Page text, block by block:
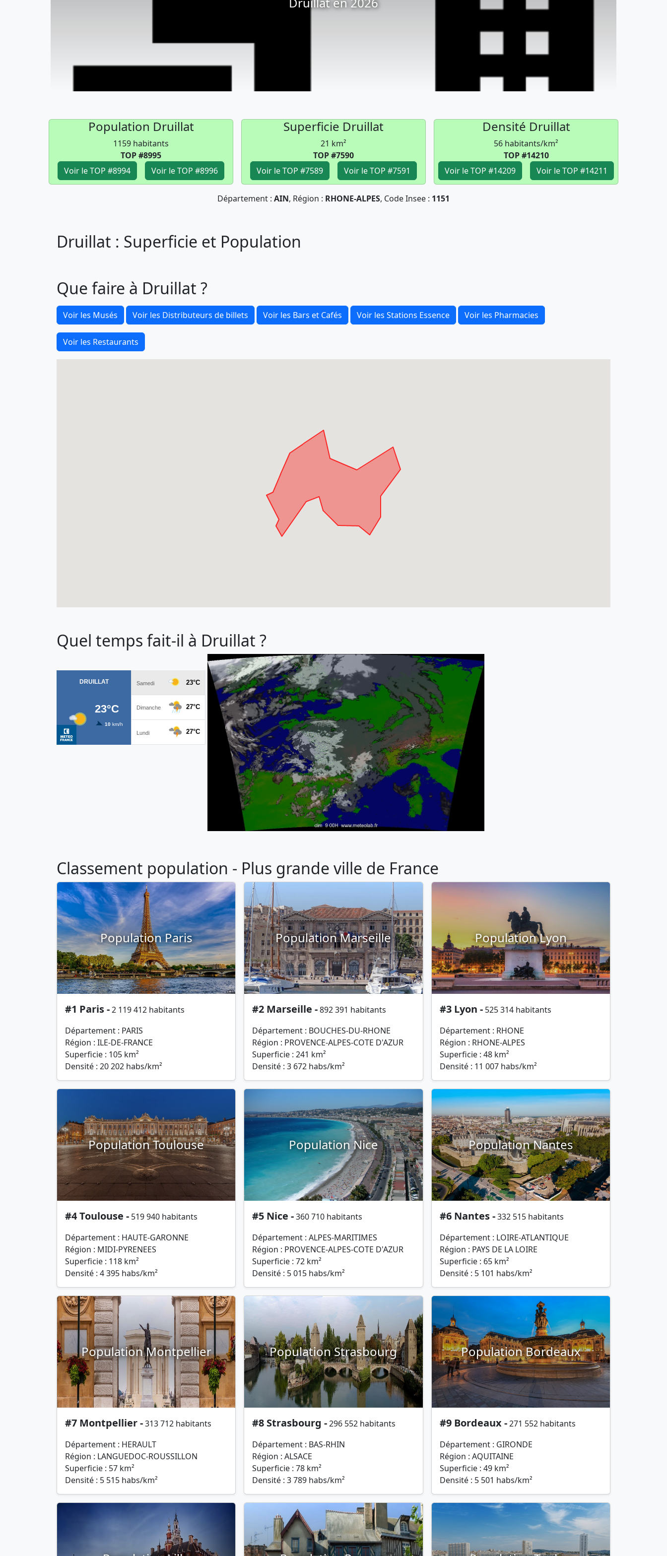
Population Druillat
1159 habitants
TOP #8995
Voir le TOP #8994
Voir le TOP #8996
Superficie Druillat
21 km²
TOP #7590
Voir le TOP #7589
Voir le TOP #7591
Densité Druillat
56 habitants/km²
TOP #14210
Voir le TOP #14209
Voir le TOP #14211
Département : AIN, Région : RHONE-ALPES, Code Insee : 1151
Druillat : Superficie et Population
Que faire à Druillat ?
Voir les Musés Voir les Distributeurs de billets Voir les Bars et Cafés Voir les Stations Essence Voir les Pharmacies
Voir les Restaurants
Quel temps fait-il à Druillat ?
Classement population - Plus grande ville de France
Population Paris
#1 Paris -2 119 412 habitants
Département : PARIS
Région : ILE-DE-FRANCE
Superficie : 105 km²
Densité : 20 202 habs/km²
Population Marseille
#2 Marseille -892 391 habitants
Département : BOUCHES-DU-RHONE
Région : PROVENCE-ALPES-COTE D'AZUR
Superficie : 241 km²
Densité : 3 672 habs/km²
Population Lyon
#3 Lyon - 525 314 habitants
Département : RHONE
Région : RHONE-ALPES
Superficie : 48 km²
Densité : 11 007 habs/km²
Population Toulouse
#4 Toulouse - 519 940 habitants
Département : HAUTE-GARONNE
Région : MIDI-PYRENEES
Superficie : 118 km²
Densité : 4 395 habs/km²
Population Nice
#5 Nice -360 710 habitants
Département : ALPES-MARITIMES
Région : PROVENCE-ALPES-COTE D'AZUR
Superficie : 72 km²
Densité : 5 015 habs/km²
Population Nantes
#6 Nantes -332 515 habitants
Département : LOIRE-ATLANTIQUE
Région : PAYS DE LA LOIRE
Superficie : 65 km²
Densité : 5 101 habs/km²
Population Montpellier
#7 Montpellier -313 712 habitants
Département : HERAULT
Région : LANGUEDOC-ROUSSILLON
Superficie : 57 km²
Densité : 5 515 habs/km²
Population Strasbourg
#8 Strasbourg -296 552 habitants
Département : BAS-RHIN
Région : ALSACE
Superficie : 78 km²
Densité : 3 789 habs/km²
Population Bordeaux
#9 Bordeaux -271 552 habitants
Département : GIRONDE
Région : AQUITAINE
Superficie : 49 km²
Densité : 5 501 habs/km²